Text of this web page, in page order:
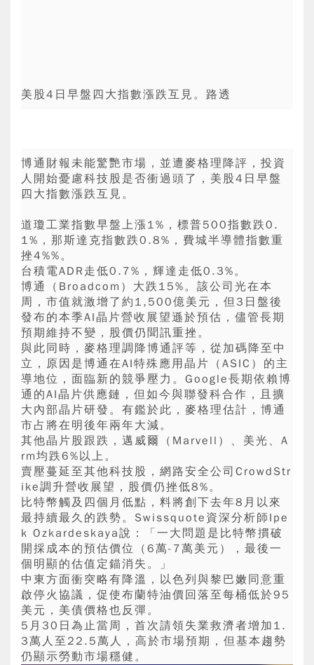
美股4日早盤四大指數漲跌互見。路透
博通財報未能驚艷市場，並遭麥格理降評，投資
人開始憂慮科技股是否衝過頭了，美股4日早盤
四大指數漲跌互見。
道瓊工業指數早盤上漲1%，標普500指數跌0.
1%，那斯達克指數跌0.8%，費城半導體指數重
挫4%%。
台積電ADR走低0.7%，輝達走低0.3%。
博通（Broadcom）大跌15%。該公司光在本
周，市值就激增了約1,500億美元，但3日盤後
發布的本季AI晶片營收展望遜於預估，儘管長期
預期維持不變，股價仍聞訊重挫。
與此同時，麥格理調降博通評等，從加碼降至中
立，原因是博通在AI特殊應用晶片（ASIC）的主
導地位，面臨新的競爭壓力。Google長期依賴博
通的AI晶片供應鏈，但如今與聯發科合作，且擴
大內部晶片研發。有鑑於此，麥格理估計，博通
市占將在明後年兩年大減。
其他晶片股跟跌，邁威爾（Marvell）、美光、A
rm均跌6%以上。
賣壓蔓延至其他科技股，網路安全公司CrowdStr
ike調升營收展望，股價仍挫低8%。
比特幣觸及四個月低點，料將創下去年8月以來
最持續最久的跌勢。Swissquote資深分析師Ipe
k Ozkardeskaya說：「一大問題是比特幣摜破
開採成本的預估價位（6萬-7萬美元），最後一
個明顯的估值定錨消失。」
中東方面衝突略有降溫，以色列與黎巴嫩同意重
啟停火協議，促使布蘭特油價回落至每桶低於95
美元，美債價格也反彈。
5月30日為止當周，首次請領失業救濟者增加1.
3萬人至22.5萬人，高於市場預期，但基本趨勢
仍顯示勞動市場穩健。